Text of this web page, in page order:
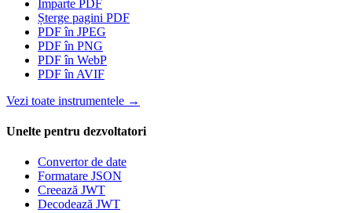
Împarte PDF
Șterge pagini PDF
PDF în JPEG
PDF în PNG
PDF în WebP
PDF în AVIF
Vezi toate instrumentele →
Unelte pentru dezvoltatori
Convertor de date
Formatare JSON
Creează JWT
Decodează JWT